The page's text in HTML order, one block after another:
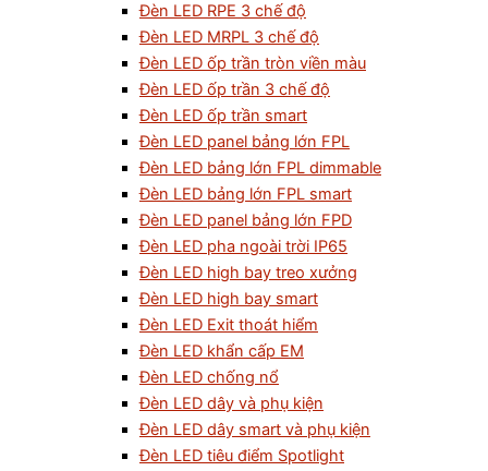
Đèn LED RPE 3 chế độ
Đèn LED MRPL 3 chế độ
Đèn LED ốp trần tròn viền màu
Đèn LED ốp trần 3 chế độ
Đèn LED ốp trần smart
Đèn LED panel bảng lớn FPL
Đèn LED bảng lớn FPL dimmable
Đèn LED bảng lớn FPL smart
Đèn LED panel bảng lớn FPD
Đèn LED pha ngoài trời IP65
Đèn LED high bay treo xưởng
Đèn LED high bay smart
Đèn LED Exit thoát hiểm
Đèn LED khẩn cấp EM
Đèn LED chống nổ
Đèn LED dây và phụ kiện
Đèn LED dây smart và phụ kiện
Đèn LED tiêu điểm Spotlight